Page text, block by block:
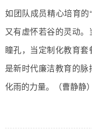
如团队成员精心培育
又有虚怀若谷的灵动
瞳孔，当定制化教育
是新时代廉洁教育的
化雨的力量。（曹静静）